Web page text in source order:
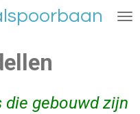
die gebouwd zijn